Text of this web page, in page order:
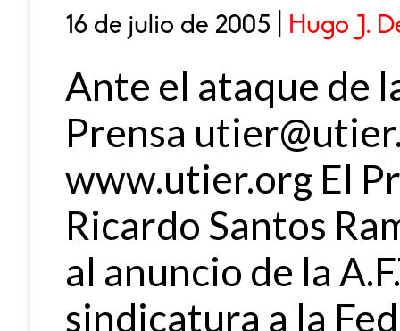
16 de julio de 2005 | Hugo J.
Ante el ataque de
Prensa
www.utier.org El
Ricardo Santos
al anuncio de la
sindicatura a la